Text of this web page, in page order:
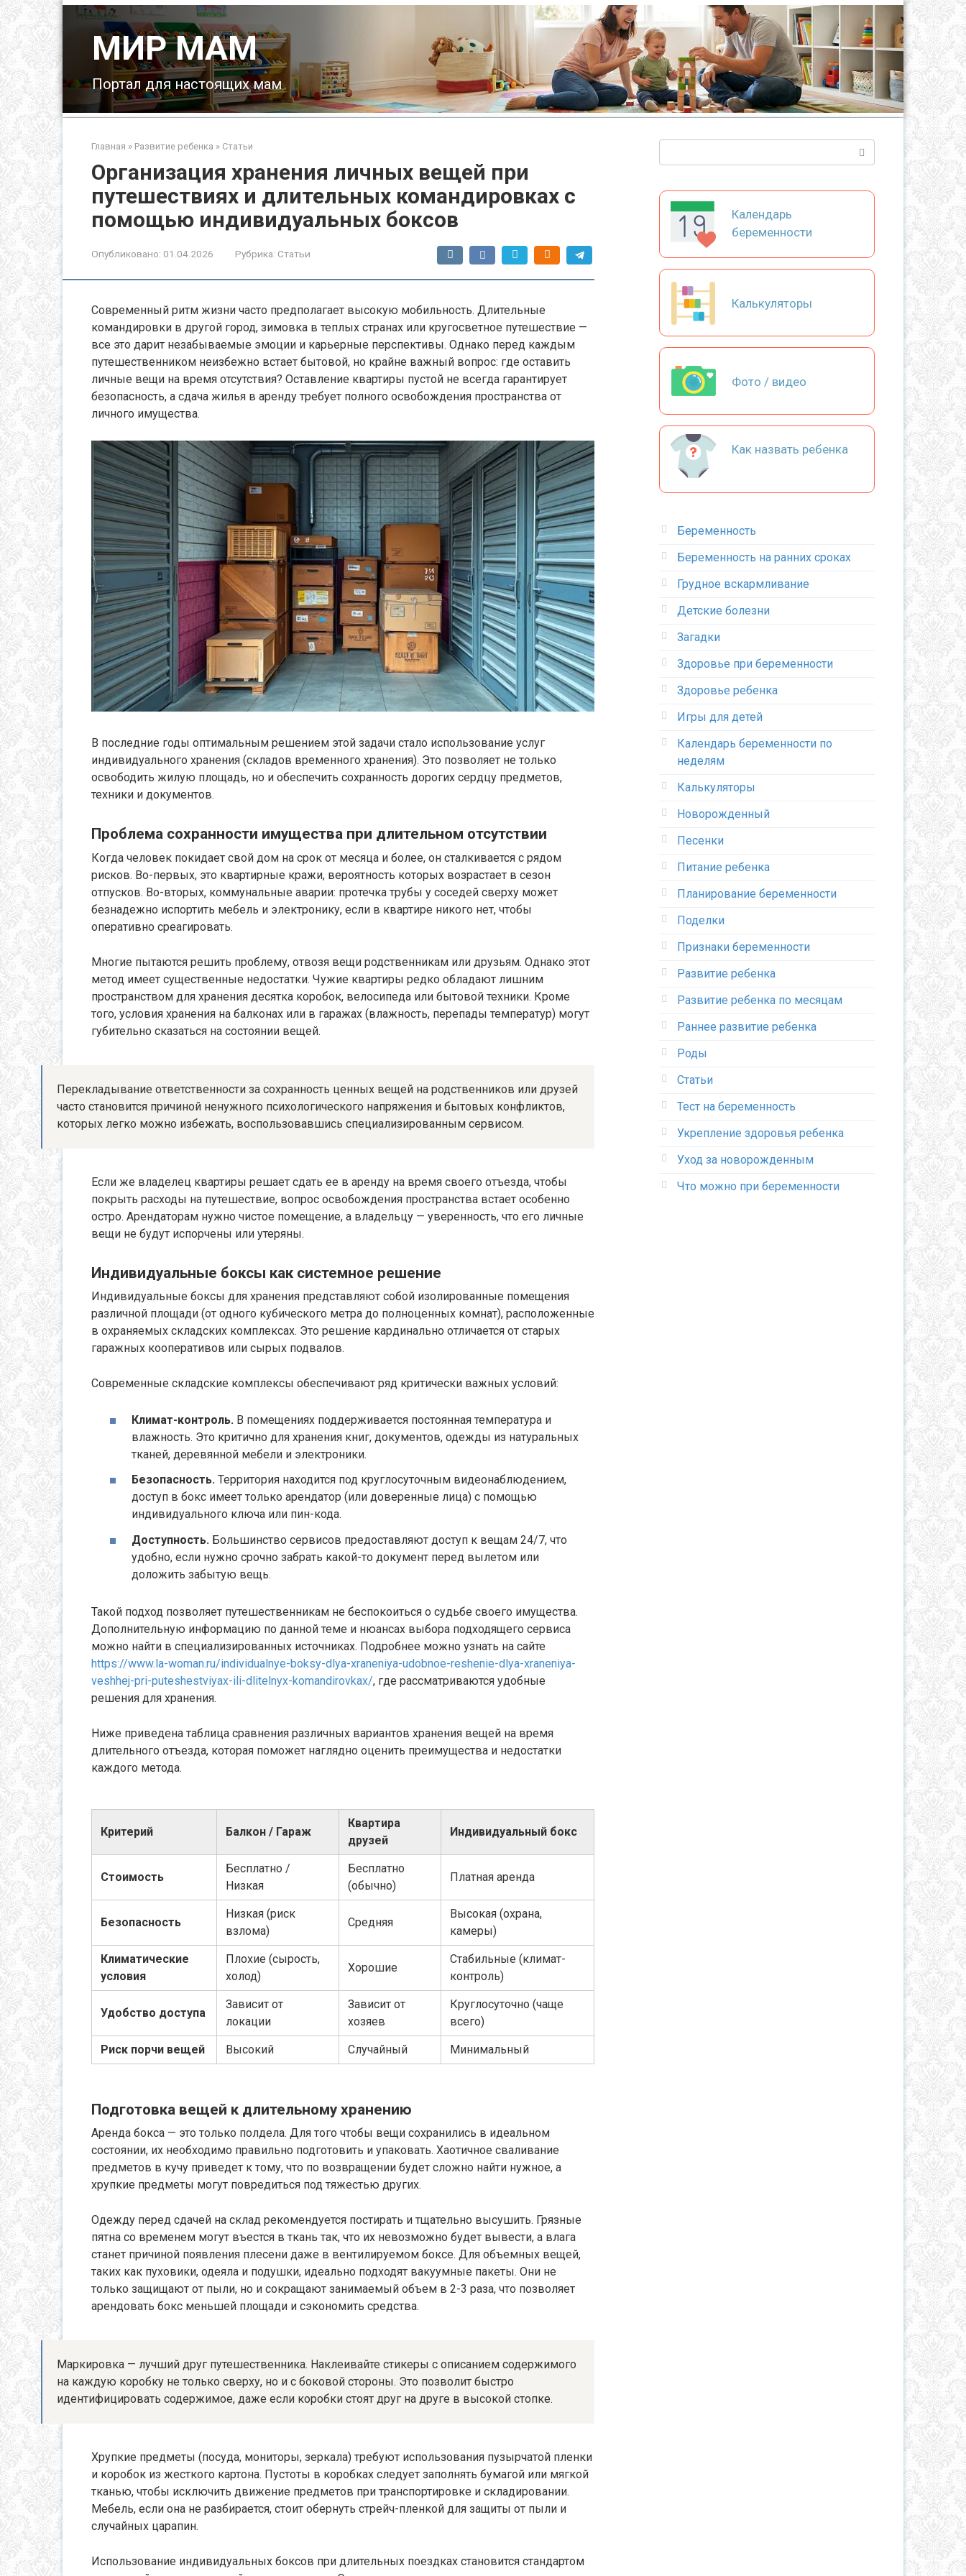
МИР МАМ
Портал для настоящих мам
Главная » Развитие ребенка » Статьи
Организация хранения личных вещей при
путешествиях и длительных командировках с
помощью индивидуальных боксов
Опубликовано: 01.04.2026 Рубрика: Статьи
Современный ритм жизни часто предполагает высокую мобильность. Длительные
командировки в другой город, зимовка в теплых странах или кругосветное путешествие —
все это дарит незабываемые эмоции и карьерные перспективы. Однако перед каждым
путешественником неизбежно встает бытовой, но крайне важный вопрос: где оставить
личные вещи на время отсутствия? Оставление квартиры пустой не всегда гарантирует
безопасность, а сдача жилья в аренду требует полного освобождения пространства от
личного имущества.
В последние годы оптимальным решением этой задачи стало использование услуг
индивидуального хранения (складов временного хранения). Это позволяет не только
освободить жилую площадь, но и обеспечить сохранность дорогих сердцу предметов,
техники и документов.
Проблема сохранности имущества при длительном отсутствии
Когда человек покидает свой дом на срок от месяца и более, он сталкивается с рядом
рисков. Во-первых, это квартирные кражи, вероятность которых возрастает в сезон
отпусков. Во-вторых, коммунальные аварии: протечка трубы у соседей сверху может
безнадежно испортить мебель и электронику, если в квартире никого нет, чтобы
оперативно среагировать.
Многие пытаются решить проблему, отвозя вещи родственникам или друзьям. Однако этот
метод имеет существенные недостатки. Чужие квартиры редко обладают лишним
пространством для хранения десятка коробок, велосипеда или бытовой техники. Кроме
того, условия хранения на балконах или в гаражах (влажность, перепады температур) могут
губительно сказаться на состоянии вещей.
Перекладывание ответственности за сохранность ценных вещей на родственников или друзей
часто становится причиной ненужного психологического напряжения и бытовых конфликтов,
которых легко можно избежать, воспользовавшись специализированным сервисом.
Если же владелец квартиры решает сдать ее в аренду на время своего отъезда, чтобы
покрыть расходы на путешествие, вопрос освобождения пространства встает особенно
остро. Арендаторам нужно чистое помещение, а владельцу — уверенность, что его личные
вещи не будут испорчены или утеряны.
Индивидуальные боксы как системное решение
Индивидуальные боксы для хранения представляют собой изолированные помещения
различной площади (от одного кубического метра до полноценных комнат), расположенные
в охраняемых складских комплексах. Это решение кардинально отличается от старых
гаражных кооперативов или сырых подвалов.
Современные складские комплексы обеспечивают ряд критически важных условий:
Климат-контроль. В помещениях поддерживается постоянная температура и
влажность. Это критично для хранения книг, документов, одежды из натуральных
тканей, деревянной мебели и электроники.
Безопасность. Территория находится под круглосуточным видеонаблюдением,
доступ в бокс имеет только арендатор (или доверенные лица) с помощью
индивидуального ключа или пин-кода.
Доступность. Большинство сервисов предоставляют доступ к вещам 24/7, что
удобно, если нужно срочно забрать какой-то документ перед вылетом или
доложить забытую вещь.
Такой подход позволяет путешественникам не беспокоиться о судьбе своего имущества.
Дополнительную информацию по данной теме и нюансах выбора подходящего сервиса
можно найти в специализированных источниках. Подробнее можно узнать на сайте
https://www.la-woman.ru/individualnye-boksy-dlya-xraneniya-udobnoe-reshenie-dlya-xraneniya-
veshhej-pri-puteshestviyax-ili-dlitelnyx-komandirovkax/, где рассматриваются удобные
решения для хранения.
Ниже приведена таблица сравнения различных вариантов хранения вещей на время
длительного отъезда, которая поможет наглядно оценить преимущества и недостатки
каждого метода.
Критерий Балкон / Гараж
Квартира
друзей
Индивидуальный бокс
Стоимость
Бесплатно /
Низкая
Бесплатно
(обычно)
Платная аренда
Безопасность
Низкая (риск
взлома)
Средняя
Высокая (охрана,
камеры)
Климатические
условия
Плохие (сырость,
холод)
Хорошие
Стабильные (климат-
контроль)
Удобство доступа
Зависит от
локации
Зависит от
хозяев
Круглосуточно (чаще
всего)
Риск порчи вещей Высокий Случайный Минимальный
Подготовка вещей к длительному хранению
Аренда бокса — это только полдела. Для того чтобы вещи сохранились в идеальном
состоянии, их необходимо правильно подготовить и упаковать. Хаотичное сваливание
предметов в кучу приведет к тому, что по возвращении будет сложно найти нужное, а
хрупкие предметы могут повредиться под тяжестью других.
Одежду перед сдачей на склад рекомендуется постирать и тщательно высушить. Грязные
пятна со временем могут въестся в ткань так, что их невозможно будет вывести, а влага
станет причиной появления плесени даже в вентилируемом боксе. Для объемных вещей,
таких как пуховики, одеяла и подушки, идеально подходят вакуумные пакеты. Они не
только защищают от пыли, но и сокращают занимаемый объем в 2-3 раза, что позволяет
арендовать бокс меньшей площади и сэкономить средства.
Маркировка — лучший друг путешественника. Наклеивайте стикеры с описанием содержимого
на каждую коробку не только сверху, но и с боковой стороны. Это позволит быстро
идентифицировать содержимое, даже если коробки стоят друг на друге в высокой стопке.
Хрупкие предметы (посуда, мониторы, зеркала) требуют использования пузырчатой пленки
и коробок из жесткого картона. Пустоты в коробках следует заполнять бумагой или мягкой
тканью, чтобы исключить движение предметов при транспортировке и складировании.
Мебель, если она не разбирается, стоит обернуть стрейч-пленкой для защиты от пыли и
случайных царапин.
Использование индивидуальных боксов при длительных поездках становится стандартом
Календарь
беременности
Калькуляторы
Фото / видео
Как назвать ребенка
Беременность
Беременность на ранних сроках
Грудное вскармливание
Детские болезни
Загадки
Здоровье при беременности
Здоровье ребенка
Игры для детей
Календарь беременности по
неделям
Калькуляторы
Новорожденный
Песенки
Питание ребенка
Планирование беременности
Поделки
Признаки беременности
Развитие ребенка
Развитие ребенка по месяцам
Раннее развитие ребенка
Роды
Статьи
Тест на беременность
Укрепление здоровья ребенка
Уход за новорожденным
Что можно при беременности